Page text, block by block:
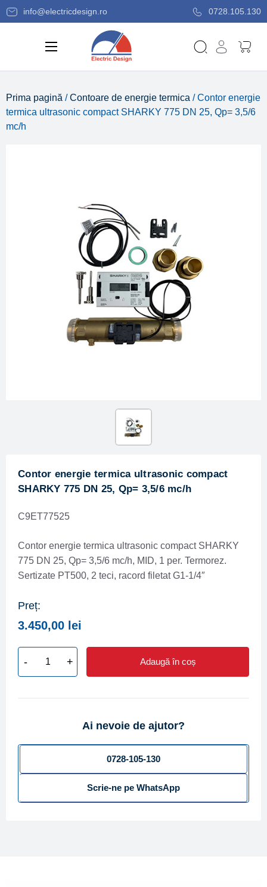
info@electricdesign.ro 0728.105.130
Prima pagină /Contoare de energie termica / Contor energie
termica ultrasonic compact SHARKY 775 DN 25, Qp= 3,5/6
mc/h
Contor energie termica ultrasonic compact
SHARKY 775 DN 25, Qp= 3,5/6 mc/h
C9ET77525
Contor energie termica ultrasonic compact SHARKY
775 DN 25, Qp= 3,5/6 mc/h, MID, 1 per. Termorez.
Sertizate PT500, 2 teci, racord filetat G1-1/4″
Preț:
3.450,00 lei
-
Cantitate
compact
775
25,
+ Adaugă în coș
Ai nevoie de ajutor?
0728-105-130
Scrie-ne pe WhatsApp